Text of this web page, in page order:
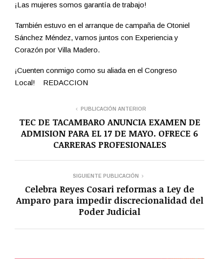
¡Las mujeres somos garantía de trabajo!
También estuvo en el arranque de campaña de Otoniel
Sánchez Méndez, vamos juntos con Experiencia y
Corazón por Villa Madero.
¡Cuenten conmigo como su aliada en el Congreso
Local! REDACCION
PUBLICACIÓN ANTERIOR
TEC DE TACAMBARO ANUNCIA EXAMEN DE
ADMISION PARA EL 17 DE MAYO. OFRECE 6
CARRERAS PROFESIONALES
SIGUIENTE PUBLICACIÓN
Celebra Reyes Cosari reformas a Ley de
Amparo para impedir discrecionalidad del
Poder Judicial